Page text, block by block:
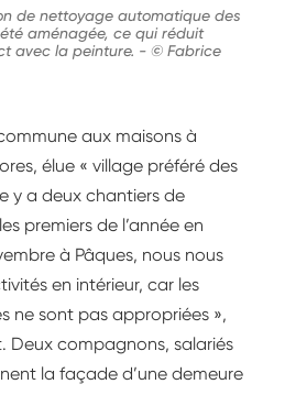
de nettoyage automatique des
aménagée, ce qui réduit
avec la peinture. - © Fabrice
aux maisons à
élue « village préféré des
y a deux chantiers de
premiers de l’année en
à Pâques, nous nous
en intérieur, car les
ne sont pas appropriées »,
Deux compagnons, salariés
la façade d’une demeure